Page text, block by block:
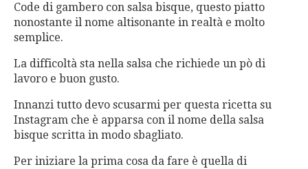
Code di gambero con salsa bisque, questo piatto
nonostante il nome altisonante in realtà e molto
semplice.
La difficoltà sta nella salsa che richiede un pò di
lavoro e buon gusto.
Innanzi tutto devo scusarmi per questa ricetta su
Instagram che è apparsa con il nome della salsa
bisque scritta in modo sbagliato.
Per iniziare la prima cosa da fare è quella di